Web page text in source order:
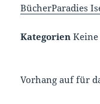
BücherParadies
Kategorien
Vorhang auf für